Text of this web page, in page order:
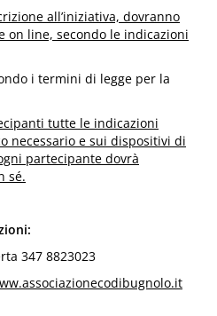
all’iniziativa, dovranno
on line, secondo le indicazioni
i termini di legge per la
tutte le indicazioni
necessario e sui dispositivi di
partecipante dovrà
sé.
347 8823023